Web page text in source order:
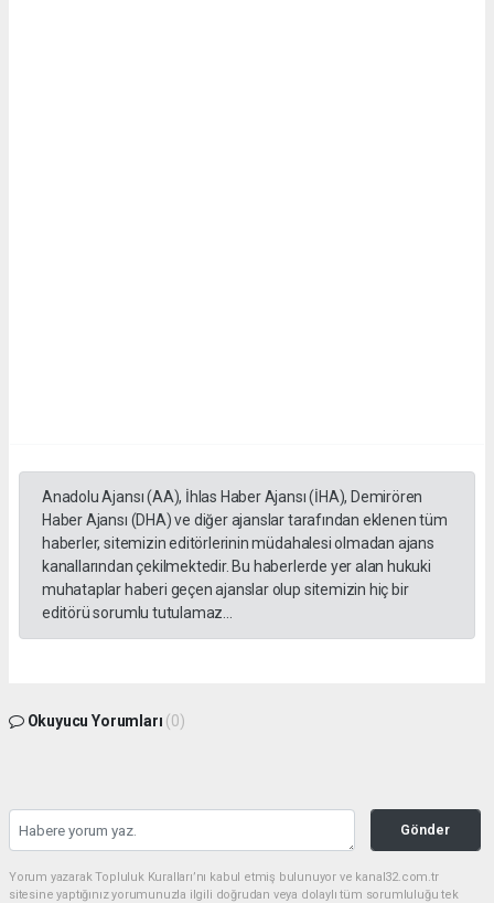
Anadolu Ajansı (AA), İhlas Haber Ajansı (İHA), Demirören
Haber Ajansı (DHA) ve diğer ajanslar tarafından eklenen tüm
haberler, sitemizin editörlerinin müdahalesi olmadan ajans
kanallarından çekilmektedir. Bu haberlerde yer alan hukuki
muhataplar haberi geçen ajanslar olup sitemizin hiç bir
editörü sorumlu tutulamaz...
Okuyucu Yorumları (0)
Gönder
Yorum yazarak Topluluk Kuralları’nı kabul etmiş bulunuyor ve kanal32.com.tr
sitesine yaptığınız yorumunuzla ilgili doğrudan veya dolaylı tüm sorumluluğu tek